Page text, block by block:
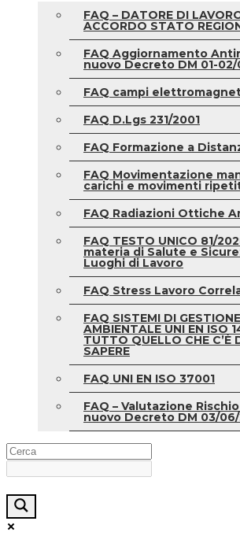
FAQ – DATORE DI
ACCORDO STATO
FAQ Aggiornamento
nuovo Decreto DM 01-02/
FAQ campi
FAQ D.Lgs 231/2001
FAQ Formazione a
FAQ Movimentazione
carichi e movimenti
FAQ Radiazioni Ottiche
FAQ TESTO UNICO 81/
materia di Salute e
Luoghi di Lavoro
FAQ Stress Lavoro
FAQ SISTEMI DI GESTIONE
AMBIENTALE UNI EN ISO
TUTTO QUELLO CHE C’È
SAPERE
FAQ UNI EN ISO 37001
FAQ – Valutazione
nuovo Decreto DM 03/06/